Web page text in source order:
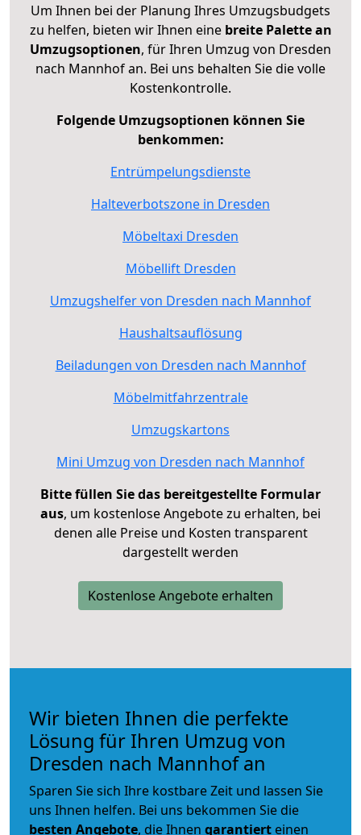
Um Ihnen bei der Planung Ihres Umzugsbudgets
zu helfen, bieten wir Ihnen eine breite Palette an
Umzugsoptionen, für Ihren Umzug von Dresden
nach Mannhof an. Bei uns behalten Sie die volle
Kostenkontrolle.
Folgende Umzugsoptionen können Sie
benkommen:
Entrümpelungsdienste
Halteverbotszone in Dresden
Möbeltaxi Dresden
Möbellift Dresden
Umzugshelfer von Dresden nach Mannhof
Haushaltsauflösung
Beiladungen von Dresden nach Mannhof
Möbelmitfahrzentrale
Umzugskartons
Mini Umzug von Dresden nach Mannhof
Bitte füllen Sie das bereitgestellte Formular
aus, um kostenlose Angebote zu erhalten, bei
denen alle Preise und Kosten transparent
dargestellt werden
Kostenlose Angebote erhalten
Wir bieten Ihnen die perfekte
Lösung für Ihren Umzug von
Dresden nach Mannhof an
Sparen Sie sich Ihre kostbare Zeit und lassen Sie
uns Ihnen helfen. Bei uns bekommen Sie die
besten Angebote, die Ihnen garantiert einen